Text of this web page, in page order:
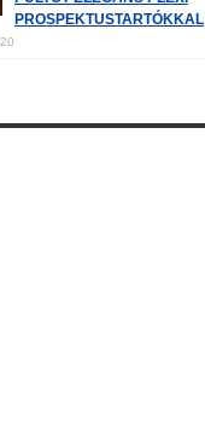
PROSPEKTUSTARTÓKKAL